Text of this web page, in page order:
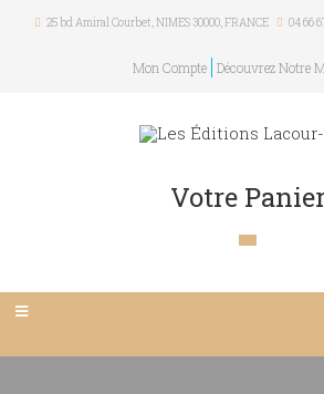
25 bd Amiral Courbet, NIMES 30000,FRANCE 04 66
Mon Compte Découvrez Notre
Votre